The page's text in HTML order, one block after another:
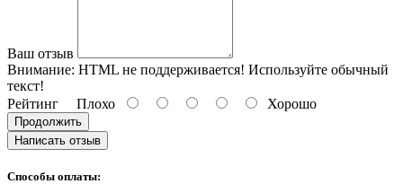
Ваш отзыв
Внимание: HTML не поддерживается! Используйте обычный
текст!
Рейтинг Плохо Хорошо
Продолжить
Написать отзыв
Способы оплаты: